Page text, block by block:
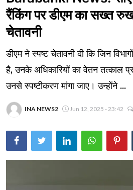
रैंकिंग पर डीएम का सख्त
चेतावनी
डीएम ने स्पष्ट चेतावनी दी कि जिन
है, उनके अधिकारियों का वेतन तत्काल
उनसे स्पष्टीकरण मांगा जाए। उन्होंने ...
INA NEWS2 Jun 12, 2025 - 23:42